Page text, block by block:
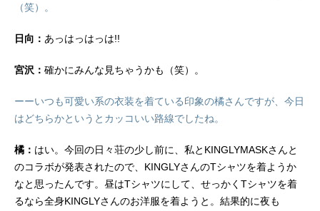
（笑）。
日向： あっはっはっは!!
宮沢： 確かにみんな見ちゃうかも（笑）。
ーーいつも可愛い系の衣装を着ている印象の橘さんですが、今日
はどちらかというとカッコいい路線でしたね。
橘： はい。今回の日々荘の少し前に、私とKINGLYMASKさんと
のコラボが発表されたので、KINGLYさんのTシャツを着ようか
なと思ったんです。昼はTシャツにして、せっかくTシャツを着
るなら全身KINGLYさんのお洋服を着ようと。結果的に夜も